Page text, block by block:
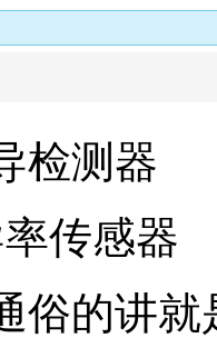
导检
传感器
俗的讲